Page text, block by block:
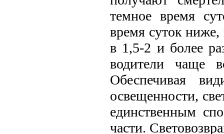
темное время
время суток
в 1,5-2 и более
водители чаще
Обеспечивая
освещенности,
единственным
части.